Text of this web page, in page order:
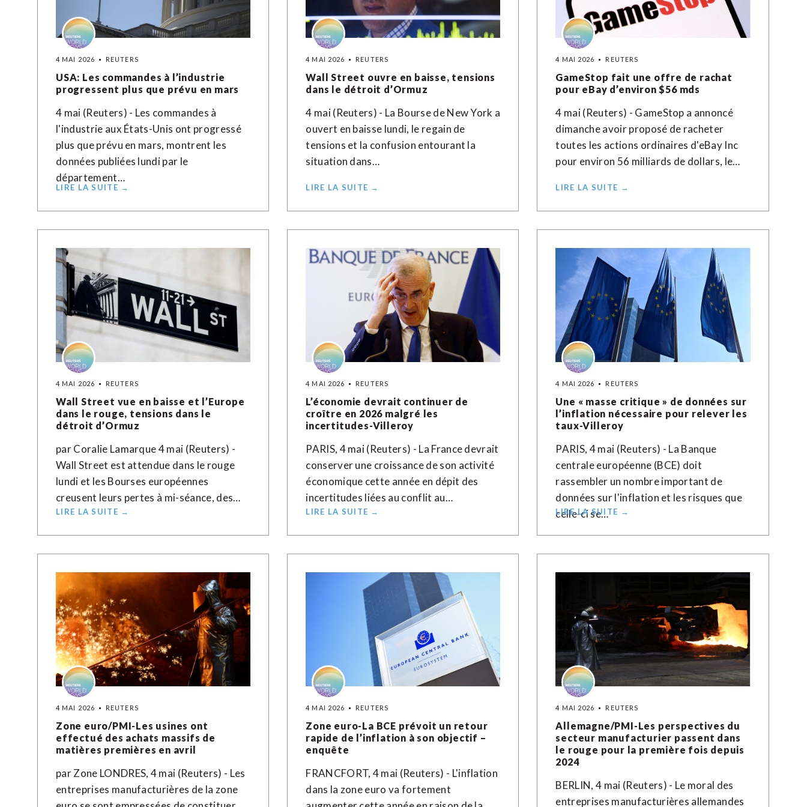
4 MAI 2026 REUTERS
USA: Les commandes à l’industrie
progressent plus que prévu en mars
4 mai (Reuters) - Les commandes à
l'industrie aux ​États-Unis ‌ont progressé ​
plus ⁠que prévu ‌en ‌mars, montrent les
données publiées ​lundi par le
département…
LIRE LA SUITE →
4 MAI 2026 REUTERS
Wall Street ouvre en baisse, tensions
dans le détroit d’Ormuz
4 mai (Reuters) - La Bourse de New York a
ouvert en baisse lundi, le regain de
tensions et la confusion entourant la
situation dans…
LIRE LA SUITE →
4 MAI 2026 REUTERS
GameStop fait une offre de rachat
pour eBay d’environ $56 mds
4 mai (Reuters) - GameStop a annoncé
dimanche avoir proposé de racheter
toutes les actions ordinaires d'eBay Inc
pour environ 56 milliards de dollars, le…
LIRE LA SUITE →
4 MAI 2026 REUTERS
Wall Street vue en baisse et l’Europe
dans le rouge, tensions dans le
détroit d’Ormuz
par Coralie Lamarque 4 mai (Reuters) -
Wall Street est attendue dans le rouge
lundi et les Bourses européennes
creusent leurs pertes à mi-séance, des…
LIRE LA SUITE →
4 MAI 2026 REUTERS
L’économie devrait continuer de
croître en 2026 malgré les
incertitudes-Villeroy
PARIS, 4 mai (Reuters) - La France devrait
conserver une croissance de son activité
économique cette année en dépit des
incertitudes liées au conflit au…
LIRE LA SUITE →
4 MAI 2026 REUTERS
Une « masse critique » de données sur
l’inflation nécessaire pour relever les
taux-Villeroy
PARIS, 4 mai (Reuters) - La Banque
centrale européenne (BCE) doit
rassembler un nombre important de
données sur l'inflation et les risques que
celle-ci se…
LIRE LA SUITE →
4 MAI 2026 REUTERS
Zone euro/PMI-Les usines ont
effectué des achats massifs de
matières premières en avril
par Zone LONDRES, 4 mai (Reuters) - Les
entreprises manufacturières de la zone
4 MAI 2026 REUTERS
Zone euro-La BCE prévoit un retour
rapide de l’inflation à son objectif –
enquête
FRANCFORT, 4 mai (Reuters) - L'inflation
dans la zone euro va fortement
4 MAI 2026 REUTERS
Allemagne/PMI-Les perspectives du
secteur manufacturier passent dans
le rouge pour la première fois depuis
2024
BERLIN, 4 mai (Reuters) - Le moral des
entreprises manufacturières allemandes